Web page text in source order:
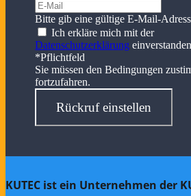
Bitte gib eine gültige E-Mail-
Ich erkläre mich mit der
Datenschutzerklärung
*Pflichtfeld
Sie müssen den Bedingungen
fortzufahren.
Rückruf einstellen
KUTEC ist ein Unternehmen der